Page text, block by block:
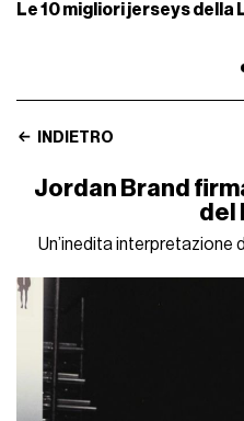
Le 10 migliori jerseys della
INDIETRO
Jordan Brand
del
Un’inedita interpretazione